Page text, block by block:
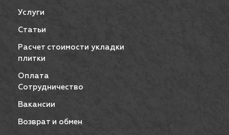
Услуги
Статьи
Расчет стоимости укладки
плитки
Оплата
Сотрудничество
Вакансии
Возврат и обмен